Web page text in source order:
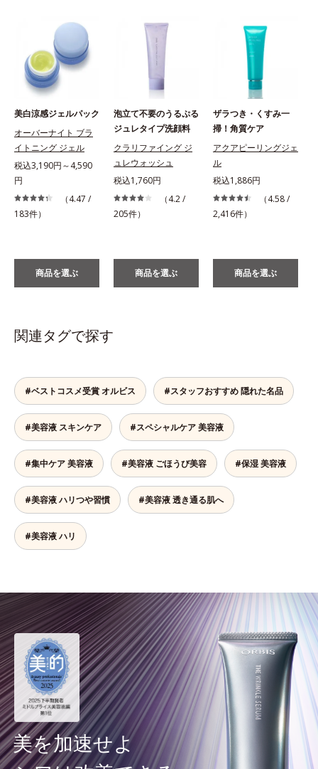
美白涼感ジェルパック
オーバーナイト ブラ
イトニング ジェル
税込3,190円～4,590
円
（4.47 /
183件）
商品を選ぶ
泡立て不要のうるぷる
ジュレタイプ洗顔料
クラリファイング ジ
ュレウォッシュ
税込1,760円
（4.2 /
205件）
商品を選ぶ
ザラつき・くすみ一
掃！角質ケア
アクアピーリングジェ
ル
税込1,886円
（4.58 /
2,416件）
商品を選ぶ
関連タグで探す
#ベストコスメ受賞 オルビス #スタッフおすすめ 隠れた名品
#美容液 スキンケア #スペシャルケア 美容液
#集中ケア 美容液 #美容液 ごほうび美容 #保湿 美容液
#美容液 ハリつや習慣 #美容液 透き通る肌へ
#美容液 ハリ
美を加速せよ